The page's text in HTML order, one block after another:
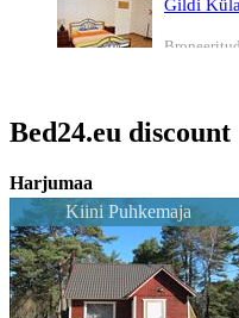
Gildi
Valli
Valli
Uno Vaiti
Bed24.eu discount
Harjumaa
Kiini Puhkemaja